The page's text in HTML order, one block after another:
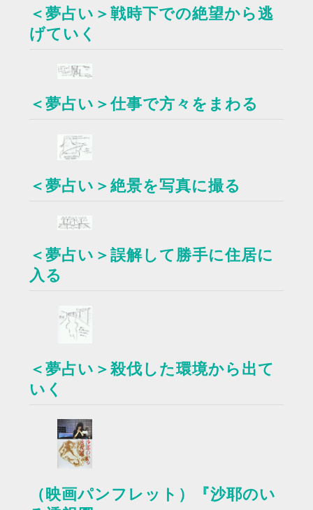
＜夢占い＞戦時下での絶望から逃
げていく
＜夢占い＞仕事で方々をまわる
＜夢占い＞絶景を写真に撮る
＜夢占い＞誤解して勝手に住居に
入る
＜夢占い＞殺伐した環境から出て
いく
（映画パンフレット）『沙耶のい